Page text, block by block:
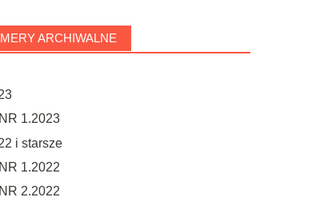
ARCHIWALNE
NR 1.2023
i starsze
NR 1.2022
NR 2.2022